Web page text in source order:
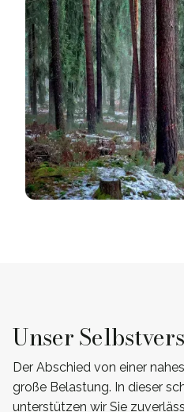
Unser
Der Abschied von einer
große Belastung. In dieser
unterstützen wir Sie